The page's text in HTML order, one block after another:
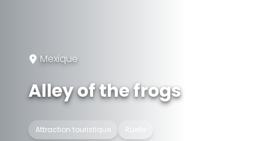
Mexique
Alley of the frogs
Attraction touristique Ruelle